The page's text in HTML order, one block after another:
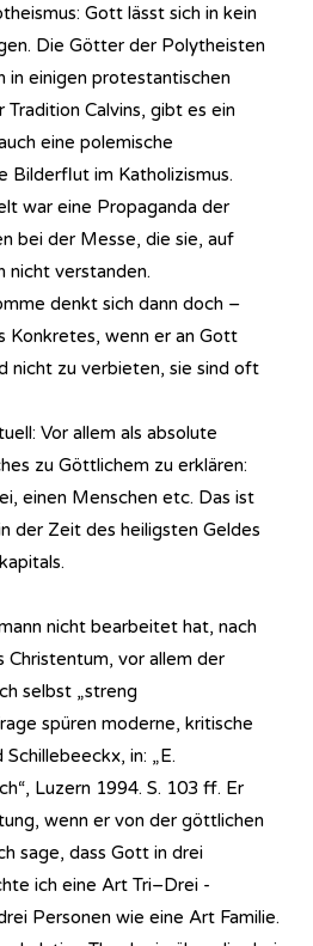
Gott lässt sich in kein
Die Götter der Polytheisten
in einigen protestantischen
Tradition Calvins, gibt es ein
eine polemische
Bilderflut im Katholizismus.
war eine Propaganda der
bei der Messe, die sie, auf
nicht verstanden.
denkt sich dann doch –
Konkretes, wenn er an Gott
nicht zu verbieten, sie sind oft
Vor allem als absolute
zu Göttlichem zu erklären:
einen Menschen etc. Das ist
der Zeit des heiligsten Geldes
nicht bearbeitet hat, nach
Christentum, vor allem der
selbst „streng
spüren moderne, kritische
in: „E.
Luzern 1994. S. 103 ff. Er
wenn er von der göttlichen
sage, dass Gott in drei
ich eine Art Tri–Drei -
Personen wie eine Art Familie.